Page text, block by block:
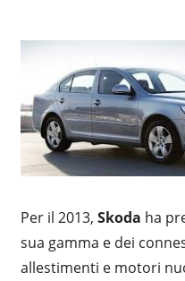
Per il 2013, Skoda ha
sua gamma e dei
allestimenti e motori